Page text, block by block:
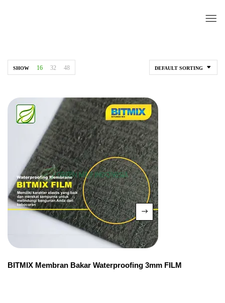
DEFAULT SORTING
SHOW 16 32 48
BITMIX Membran Bakar Waterproofing 3mm FILM